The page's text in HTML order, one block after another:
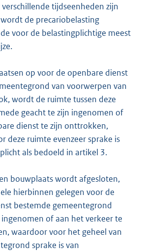
tijdseenheden zijn
de precariobelasting
voor de belastingplichtige meest
op voor de openbare dienst
van voorwerpen van
wordt de ruimte tussen deze
geacht te zijn ingenomen of
dienst te zijn onttrokken,
deze ruimte evenzeer sprake is
als bedoeld in artikel 3.
bouwplaats wordt afgesloten,
hierbinnen gelegen voor de
bestemde gemeentegrond
of aan het verkeer te
waardoor voor het geheel van
sprake is van